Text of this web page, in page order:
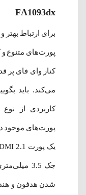
FA1093dx
برای ارتباط بهتر و
پورت‌های متنوع و
کنار وای فای پر
می‌کند. باید
پورت‌های موجود
جک 3.5
شدن هدفون و